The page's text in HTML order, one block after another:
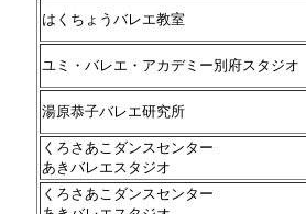
はくちょうバレエ教室
ユミ・バレエ・アカデミー別府スタジオ
湯原恭子バレエ研究所
くろさあこダンスセンター
あきバレエスタジオ
くろさあこダンスセンター